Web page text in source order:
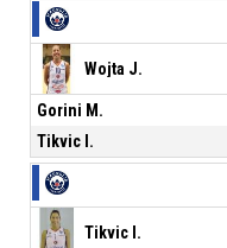
Wojta J.
Gorini M.
Tikvic I.
Tikvic I.